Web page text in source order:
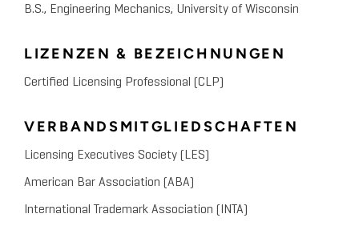
Business Objectives?
Licensing Executives Society March 2014
I Built My Patent Portfolio, But
Licensing Executives Society, Mobile & Consumer
B.S., Engineering Mechanics, University of Wisconsin
LIZENZEN & BEZEICHNUNGEN
Certified Licensing Professional (CLP)
VERBANDSMITGLIEDSCHAFTEN
Licensing Executives Society (LES)
American Bar Association (ABA)
International Trademark Association (INTA)